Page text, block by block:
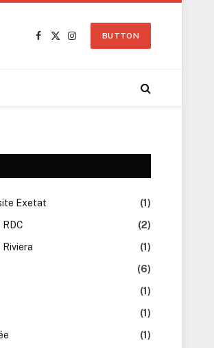
Facebook
X
Instagram
BUTTON
Exetat
(1)
(2)
(1)
(6)
(1)
(1)
(1)